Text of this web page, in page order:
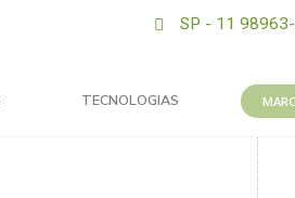
SP - 11
TECNOLOGIAS